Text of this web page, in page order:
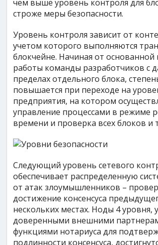
чем выше уровень контроля для
строже меры безопасности.
Уровень контроля зависит от
учетом которого выполняются
блокчейне. Начиная от основанной
работы команды разработчиков с
пределах отдельного блока,
повышается при переходе на
предприятия, на котором
управление процессами в режиме
времени и проверка всех блоков и
Следующий уровень сетевого
обеспечивает распределенную
от атак злоумышленников –
достижение консенсуса
нескольких местах. Ноды 4 уровня,
доверенными внешними
функциями нотариуса для
подлинности консенсуса,